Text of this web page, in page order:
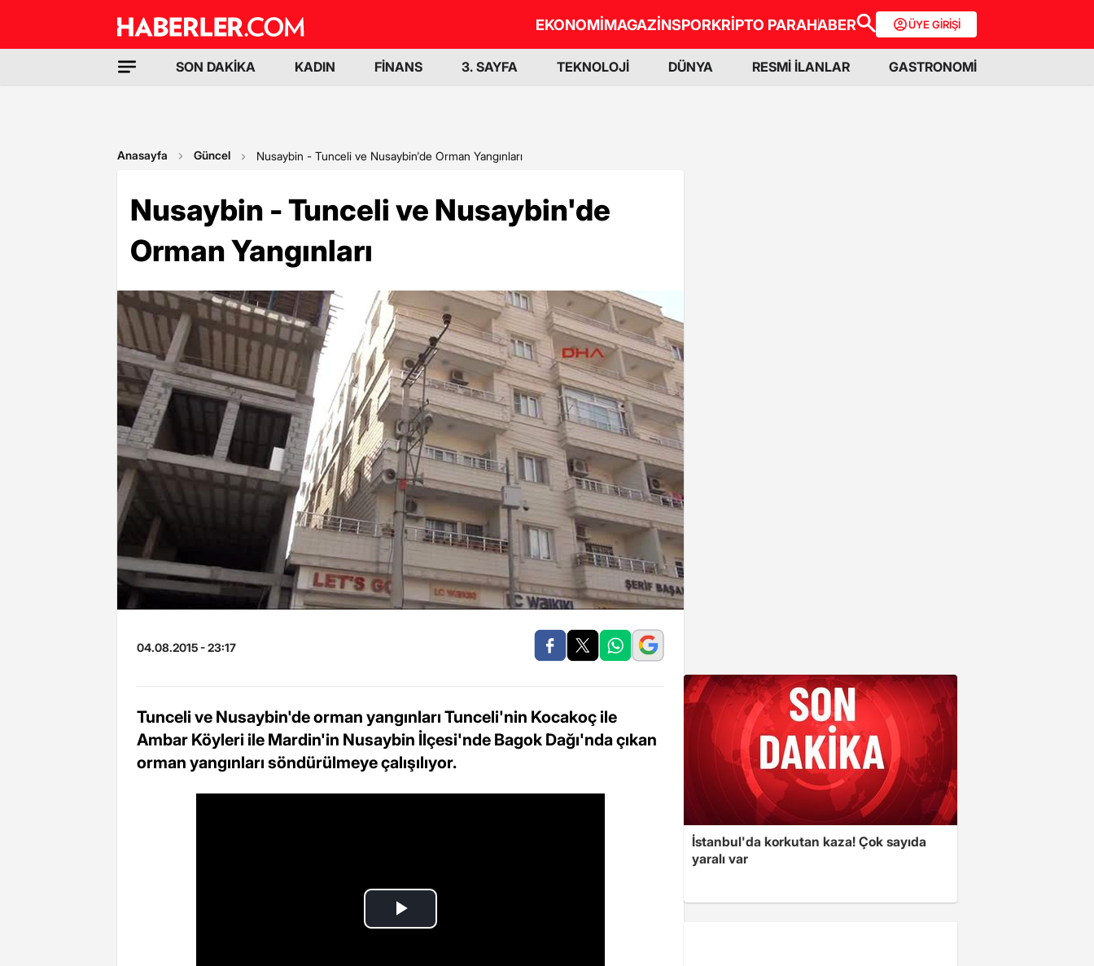
EKONOMİMAGAZİNSPORKRİPTO PARAHABER ÜYE GİRİŞİ
SON DAKİKA KADIN FİNANS 3. SAYFA TEKNOLOJİ DÜNYA RESMİ İLANLAR GASTRONOMİ
Anasayfa Güncel Nusaybin - Tunceli ve Nusaybin'de Orman Yangınları
Nusaybin - Tunceli ve Nusaybin'de
Orman Yangınları
04.08.2015 - 23:17
Tunceli ve Nusaybin'de orman yangınları Tunceli'nin Kocakoç ile
Ambar Köyleri ile Mardin'in Nusaybin İlçesi'nde Bagok Dağı'nda çıkan
orman yangınları söndürülmeye çalışılıyor.
İstanbul'da korkutan kaza! Çok sayıda
yaralı var